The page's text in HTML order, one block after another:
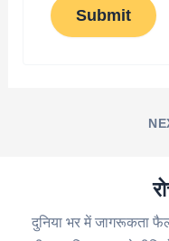
Submit
दुनिया भर में जागरूकता